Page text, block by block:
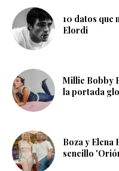
10 datos que
Elordi
Millie Bobby
la portada
Boza y Elena
sencillo